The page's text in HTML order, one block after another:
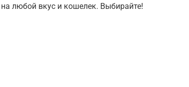
любой вкус и кошелек. Выбирайте!